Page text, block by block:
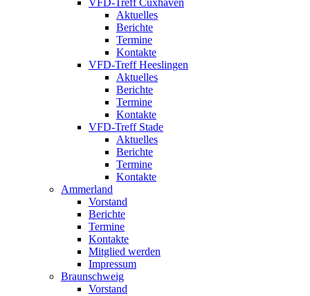
VFD-Treff Cuxhaven
Aktuelles
Berichte
Termine
Kontakte
VFD-Treff Heeslingen
Aktuelles
Berichte
Termine
Kontakte
VFD-Treff Stade
Aktuelles
Berichte
Termine
Kontakte
Ammerland
Vorstand
Berichte
Termine
Kontakte
Mitglied werden
Impressum
Braunschweig
Vorstand